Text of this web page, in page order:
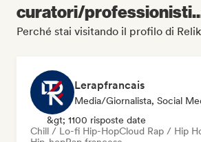
curatori/
Perché stai visitando il profilo di
Lerapfrancais
Media/Giornalista, Social
&gt; 1100 risposte date
Chill / Lo-fi Hip-HopCloud Rap / Hip